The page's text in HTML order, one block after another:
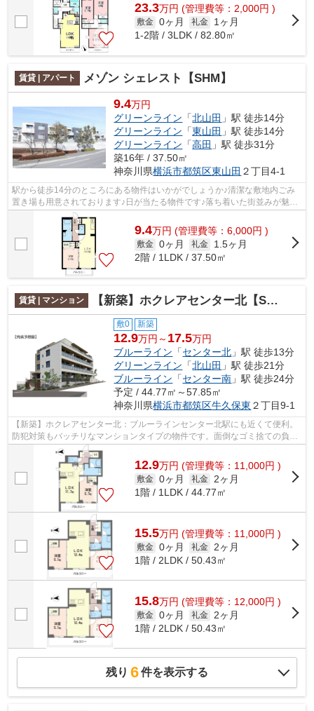
23.3万円 (管理費等：2,000円 )
敷金 0ヶ月 礼金
1ヶ月
1-2階 / 3LDK / 82.80㎡
賃貸 | アパート メゾン シェレスト【SHM】
9.4万円
グリーンライン 「北山田 」駅 徒歩14分
グリーンライン 「東山田 」駅 徒歩14分
グリーンライン 「高田 」駅 徒歩31分
築16年 / 37.50㎡
神奈川県横浜市都筑区東山田 ２丁目4-1
駅から徒歩14分のところにある物件はいかがでしょうか♪清潔な敷地内ごみ
置き場も用意されております♪日が当たる物件です♪落ち着いた街並みが魅力
のアパートはこちらです♪グリーンライ...
9.4万円 (管理費等：6,000円 )
敷金 0ヶ月 礼金
1.5ヶ月
2階 / 1LDK / 37.50㎡
賃貸 | マンション 【新築】ホクレアセンター北【SHM】
敷0 新築
12.9万円～ 17.5万円
ブルーライン 「センター北 」駅 徒歩13分
グリーンライン 「北山田 」駅 徒歩21分
ブルーライン 「センター南 」駅 徒歩24分
予定 / 44.77㎡～57.85㎡
神奈川県横浜市都筑区牛久保東 ２丁目9-1
【新築】ホクレアセンター北：ブルーラインセンター北駅にも近くて便利。
防犯対策もバッチリなマンションタイプの物件です。面倒なゴミ捨ての負担
を軽減させることができるのが敷地内...
12.9万円 (管理費等：11,000円 )
敷金 0ヶ月 礼金
2ヶ月
1階 / 1LDK / 44.77㎡
15.5万円 (管理費等：11,000円 )
敷金 0ヶ月 礼金
2ヶ月
1階 / 2LDK / 50.43㎡
15.8万円 (管理費等：12,000円 )
敷金 0ヶ月 礼金
2ヶ月
1階 / 2LDK / 50.43㎡
残り 6件を表示する